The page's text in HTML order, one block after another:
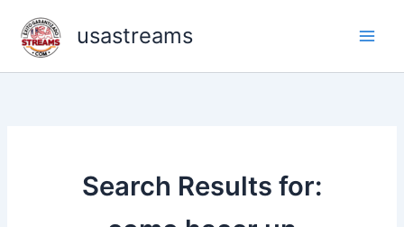
content
usastreams
Search Results for: